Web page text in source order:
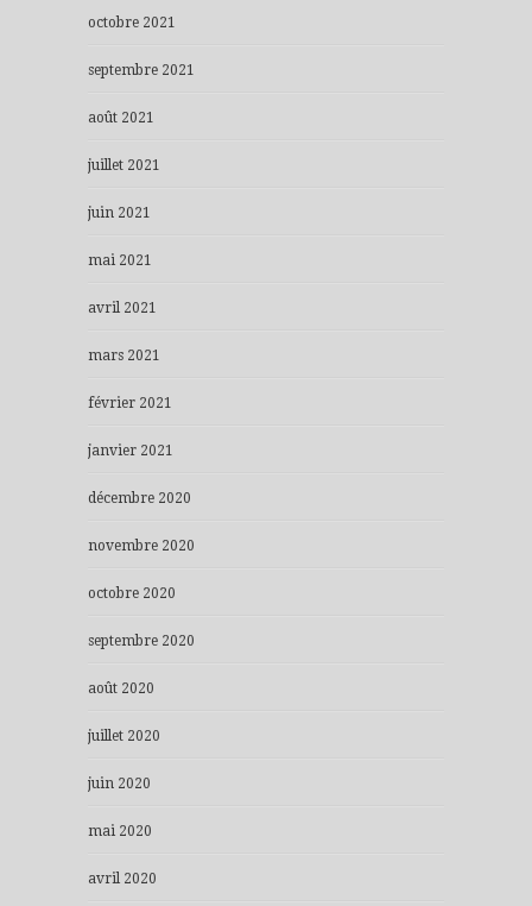
octobre 2021
septembre 2021
août 2021
juillet 2021
juin 2021
mai 2021
avril 2021
mars 2021
février 2021
janvier 2021
décembre 2020
novembre 2020
octobre 2020
septembre 2020
août 2020
juillet 2020
juin 2020
mai 2020
avril 2020